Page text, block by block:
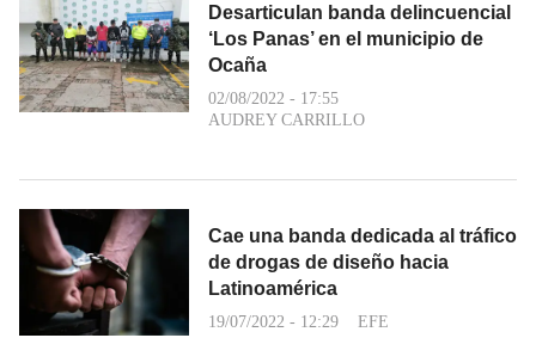
Desarticulan banda delincuencial
‘Los Panas’ en el municipio de
Ocaña
02/08/2022 - 17:55
AUDREY CARRILLO
Cae una banda dedicada al tráfico
de drogas de diseño hacia
Latinoamérica
19/07/2022 - 12:29 EFE